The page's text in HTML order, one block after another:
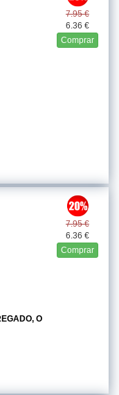
7.95 €
6.36 €
Comprar
7.95 €
6.36 €
Comprar
O